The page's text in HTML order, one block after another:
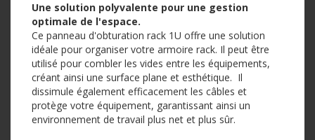
Une solution polyvalente pour une gestion
optimale de l'espace.
Ce panneau d'obturation rack 1U offre une solution
idéale pour organiser votre armoire rack. Il peut être
utilisé pour combler les vides entre les équipements,
créant ainsi une surface plane et esthétique. Il
dissimule également efficacement les câbles et
protège votre équipement, garantissant ainsi un
environnement de travail plus net et plus sûr.